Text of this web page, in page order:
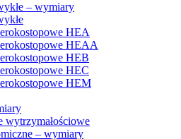
– wymiary
HEA
HEAA
HEB
HEC
HEM
wytrzymałościowe
– wymiary